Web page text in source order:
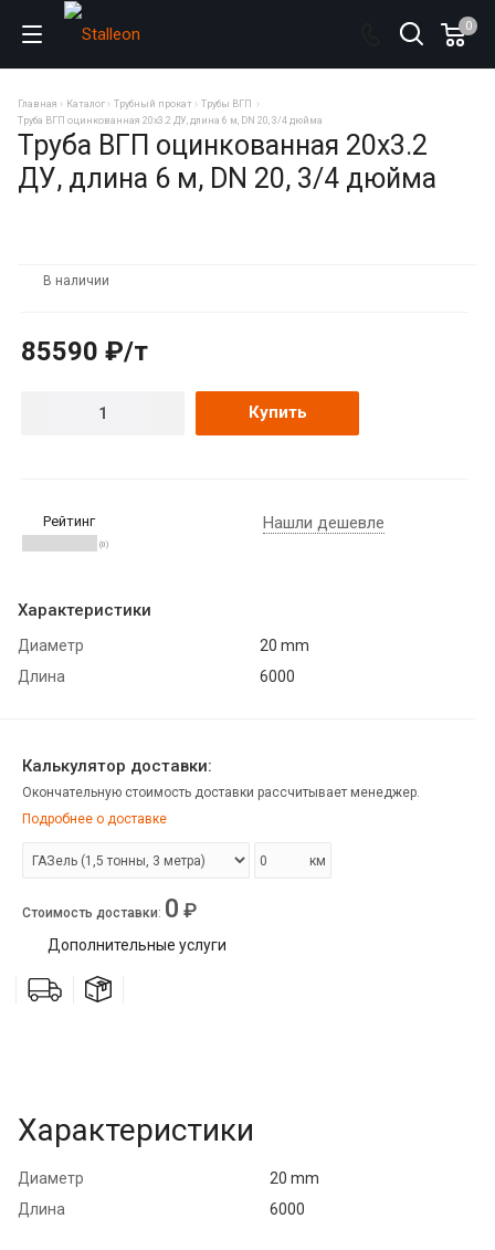
0
Главная Каталог Трубный прокат
Трубы ВГП
Труба ВГП оцинкованная 20х3.2 ДУ, длина 6 м, DN 20, 3/4 дюйма
Труба ВГП оцинкованная 20х3.2
ДУ, длина 6 м, DN 20, 3/4 дюйма
В наличии
85590 ₽/т
Купить
Рейтинг
(0)
Нашли дешевле
Характеристики
Диаметр
20 mm
Длина
6000
Калькулятор доставки:
Окончательную стоимость доставки рассчитывает менеджер.
Подробнее о доставке
км
Стоимость доставки: 0 ₽
Дополнительные услуги
Характеристики
Диаметр
20 mm
Длина
6000